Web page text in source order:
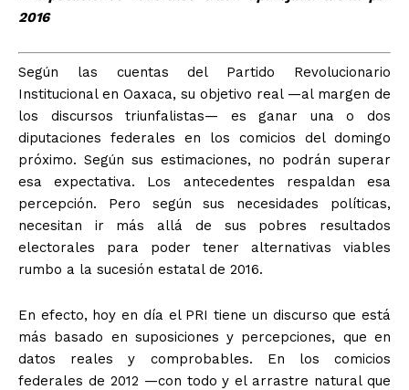
2016
Según las cuentas del Partido Revolucionario
Institucional en Oaxaca, su objetivo real —al margen de
los discursos triunfalistas— es ganar una o dos
diputaciones federales en los comicios del domingo
próximo. Según sus estimaciones, no podrán superar
esa expectativa. Los antecedentes respaldan esa
percepción. Pero según sus necesidades políticas,
necesitan ir más allá de sus pobres resultados
electorales para poder tener alternativas viables
rumbo a la sucesión estatal de 2016.
En efecto, hoy en día el PRI tiene un discurso que está
más basado en suposiciones y percepciones, que en
datos reales y comprobables. En los comicios
federales de 2012 —con todo y el arrastre natural que